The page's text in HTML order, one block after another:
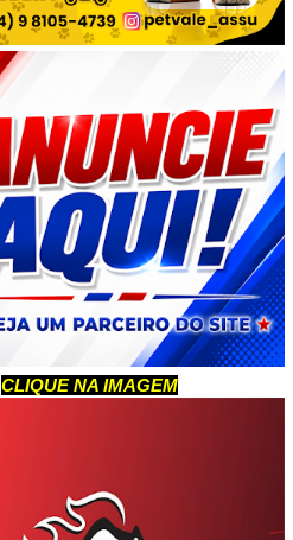
CLIQUE NA IMAGEM